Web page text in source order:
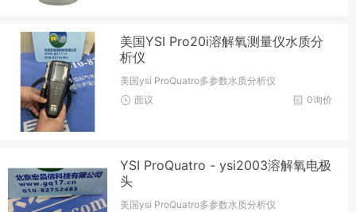
美国YSI Pro20i溶解氧测量仪水质分
析仪
美国ysi ProQuatro多参数水质分析仪
0询价
面议
YSI ProQuatro - ysi2003溶解氧电极
头
美国ysi ProQuatro多参数水质分析仪